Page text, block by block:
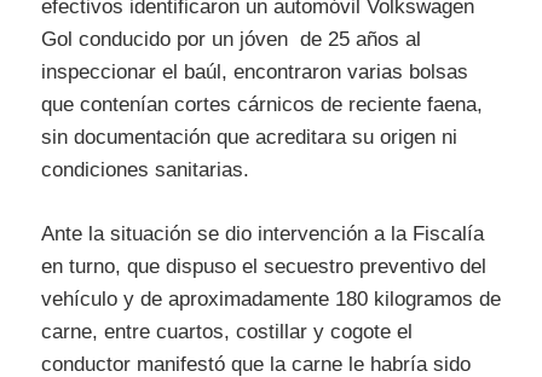
efectivos identificaron un automóvil Volkswagen
Gol conducido por un jóven de 25 años al
inspeccionar el baúl, encontraron varias bolsas
que contenían cortes cárnicos de reciente faena,
sin documentación que acreditara su origen ni
condiciones sanitarias.
Ante la situación se dio intervención a la Fiscalía
en turno, que dispuso el secuestro preventivo del
vehículo y de aproximadamente 180 kilogramos de
carne, entre cuartos, costillar y cogote el
conductor manifestó que la carne le habría sido